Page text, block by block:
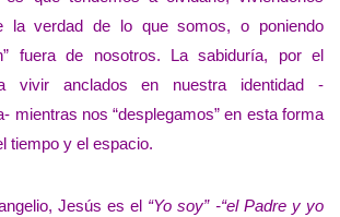
la verdad de lo que somos, o poniendo
fuera de nosotros. La sabiduría, por el
vivir anclados en nuestra identidad -
mientras nos “desplegamos” en esta forma
tiempo y el espacio.
Jesús es el “Yo soy” -“el Padre y yo